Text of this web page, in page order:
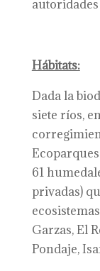
Hábitats:
Dada la
siete ríos,
61
privadas)
Garzas, El
Pondaje,